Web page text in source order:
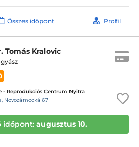
Összes időpont Profil
Tomás Kralovic
- Reprodukciós Centrum Nyitra
Novozámocká 67
időpont: augusztus 10.